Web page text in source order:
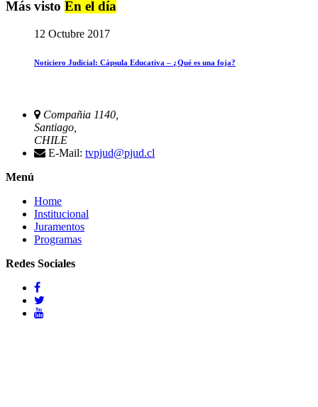
Más visto En el día
12 Octubre 2017
Noticiero Judicial: Cápsula Educativa – ¿Qué es una foja?
Compañia 1140,
Santiago,
CHILE
E-Mail: tvpjud@pjud.cl
Menú
Home
Institucional
Juramentos
Programas
Redes Sociales